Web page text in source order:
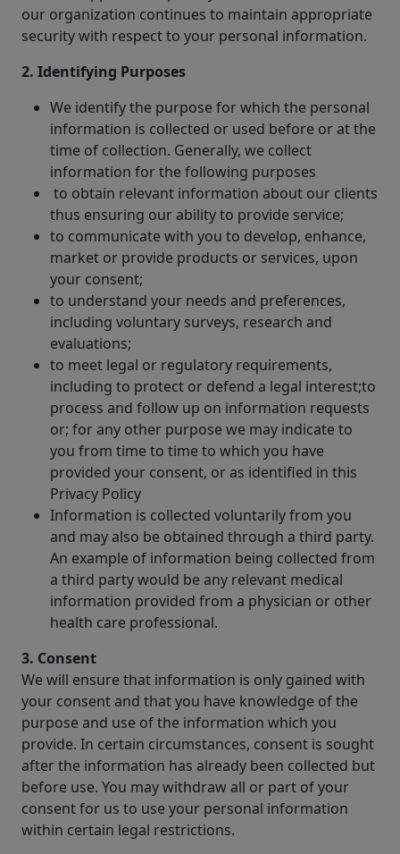
our organization continues to maintain appropriate
security with respect to your personal information.
2. Identifying Purposes
We identify the purpose for which the personal
information is collected or used before or at the
time of collection. Generally, we collect
information for the following purposes
to obtain relevant information about our clients
thus ensuring our ability to provide service;
to communicate with you to develop, enhance,
market or provide products or services, upon
your consent;
to understand your needs and preferences,
including voluntary surveys, research and
evaluations;
to meet legal or regulatory requirements,
including to protect or defend a legal interest;to
process and follow up on information requests
or; for any other purpose we may indicate to
you from time to time to which you have
provided your consent, or as identified in this
Privacy Policy
Information is collected voluntarily from you
and may also be obtained through a third party.
An example of information being collected from
a third party would be any relevant medical
information provided from a physician or other
health care professional.
3. Consent
We will ensure that information is only gained with
your consent and that you have knowledge of the
purpose and use of the information which you
provide. In certain circumstances, consent is sought
after the information has already been collected but
before use. You may withdraw all or part of your
consent for us to use your personal information
within certain legal restrictions.